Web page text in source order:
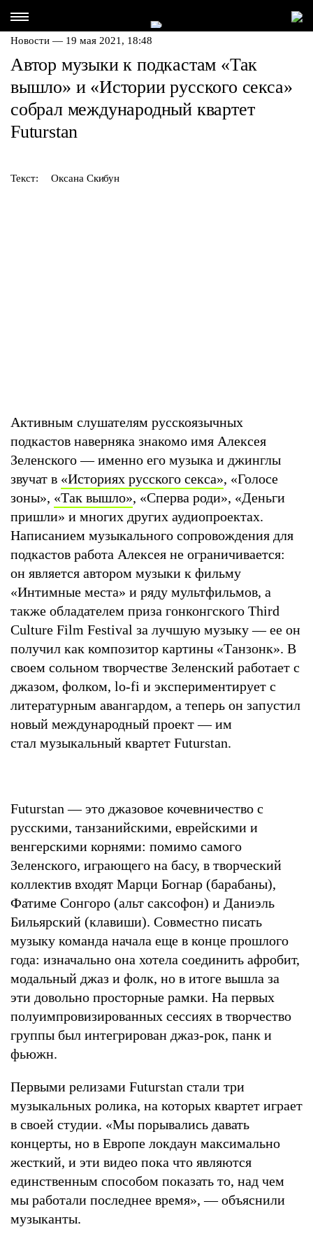
Новости — 19 мая 2021, 18:48
Автор музыки к подкастам «Так
вышло» и «Истории русского секса»
собрал международный квартет
Futurstan
Текст: Оксана Скибун
Активным слушателям русскоязычных
подкастов наверняка знакомо имя Алексея
Зеленского — именно его музыка и джинглы
звучат в «Историях русского секса», «Голосе
зоны», «Так вышло», «Сперва роди», «Деньги
пришли» и многих других аудиопроектах.
Написанием музыкального сопровождения для
подкастов работа Алексея не ограничивается:
он является автором музыки к фильму
«Интимные места» и ряду мультфильмов, а
также обладателем приза гонконгского Third
Culture Film Festival за лучшую музыку — ее он
получил как композитор картины «Танзонк». В
своем сольном творчестве Зеленский работает с
джазом, фолком, lo-fi и экспериментирует с
литературным авангардом, а теперь он запустил
новый международный проект — им
стал музыкальный квартет Futurstan.
Futurstan — это джазовое кочевничество с
русскими, танзанийскими, еврейскими и
венгерскими корнями: помимо самого
Зеленского, играющего на басу, в творческий
коллектив входят Марци Богнар (барабаны),
Фатиме Сонгоро (альт саксофон) и Даниэль
Бильярский (клавиши). Совместно писать
музыку команда начала еще в конце прошлого
года: изначально она хотела соединить афробит,
модальный джаз и фолк, но в итоге вышла за
эти довольно просторные рамки. На первых
полуимпровизированных сессиях в творчество
группы был интегрирован джаз-рок, панк и
фьюжн.
Первыми релизами Futurstan стали три
музыкальных ролика, на которых квартет играет
в своей студии. «Мы порывались давать
концерты, но в Европе локдаун максимально
жесткий, и эти видео пока что являются
единственным способом показать то, над чем
мы работали последнее время», — объяснили
музыканты.